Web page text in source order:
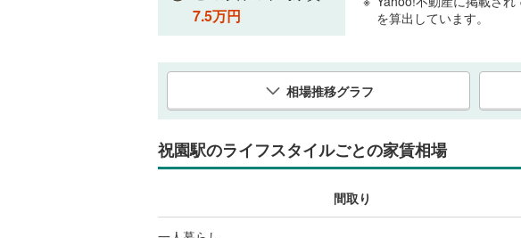
7.5万円
を算出しています。
相場推移グラフ
祝園駅のライフスタイルごとの家賃相場
間取り